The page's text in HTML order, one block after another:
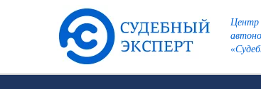
Центр